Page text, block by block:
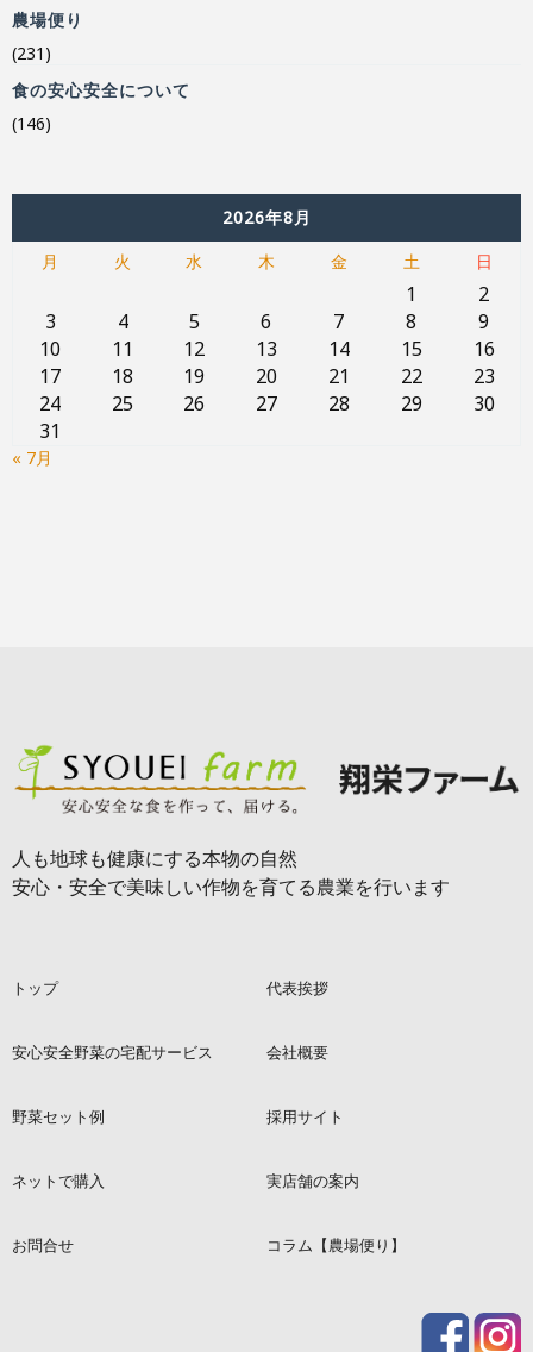
農場便り
(231)
食の安心安全について
(146)
2026年8月
月
火 水 木 金 土 日
1
2
3
4 5 6 7 8
9
10
11 12 13 14 15
16
17
18 19 20 21 22
23
24
25 26 27 28 29
30
31
« 7月
人も地球も健康にする本物の自然
安心・安全で美味しい作物を育てる農業を行います
トップ 代表挨拶
安心安全野菜の宅配サービス 会社概要
野菜セット例 採用サイト
ネットで購入 実店舗の案内
お問合せ コラム【農場便り】